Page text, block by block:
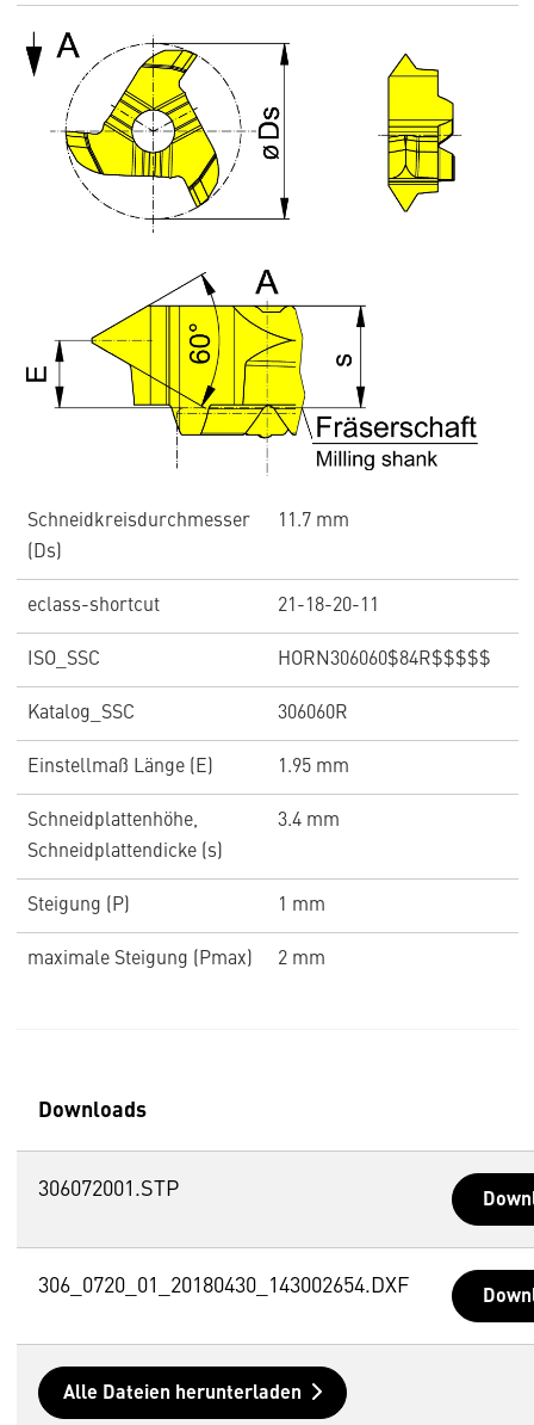
Schneidkreisdurchmesser
(Ds)
11.7 mm
eclass-shortcut 21-18-20-11
ISO_SSC HORN306060$84R$$$$$
Katalog_SSC 306060R
Einstellmaß Länge (E) 1.95 mm
Schneidplattenhöhe,
Schneidplattendicke (s)
3.4 mm
Steigung (P) 1 mm
maximale Steigung (Pmax) 2 mm
Downloads
306072001.STP
306_0720_01_20180430_143002654.DXF
Alle Dateien herunterladen